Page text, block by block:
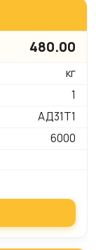
480.00
кг
1
АД31Т1
6000